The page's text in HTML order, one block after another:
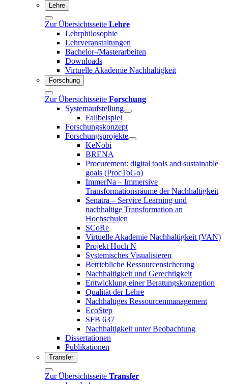
Lehre
Zur Übersichtsseite Lehre
Lehrphilosophie
Lehrveranstaltungen
Bachelor-/Masterarbeiten
Downloads
Virtuelle Akademie Nachhaltigkeit
Forschung
Zur Übersichtsseite Forschung
Systemaufstellung
Fallbeispiel
Forschungskonzept
Forschungsprojekte
KeNobi
BRENA
Procurement: digital tools and sustainable
goals (ProcToGo)
ImmerNa – Immersive
Transformationsräume der Nachhaltigkeit
Senatra – Service Learning und
nachhaltige Transformation an
Hochschulen
SCoRe
Virtuelle Akademie Nachhaltigkeit (VAN)
Projekt Hoch N
Systemisches Visualisieren
Betriebliche Ressourcensicherung
Nachhaltigkeit und Gerechtigkeit
Entwicklung einer Beratungskonzeption
Qualität der Lehre
Nachhaltiges Ressourcenmanagement
EcoStep
SFB 637
Nachhaltigkeit unter Beobachtung
Dissertationen
Publikationen
Transfer
Zur Übersichtsseite Transfer